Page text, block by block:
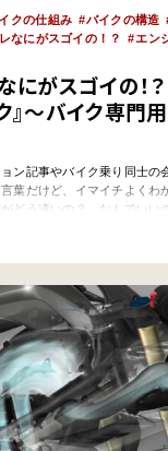
クの仕組み バイクの構造
なにがスゴイの！？ エン
にがスゴイの！
』～バイク専門
ン記事やバイク乗り同士の
葉だけど、イマイチよくわ
がどう凄いの？ なんでいい
ーワードをわかりやすく解
カティの代名詞的機構だ